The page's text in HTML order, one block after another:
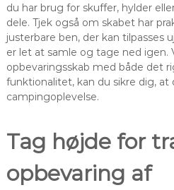
du har brug for skuffer, hylder
dele. Tjek også om skabet har
justerbare ben, der kan
er let at samle og tage ned
opbevaringsskab med både det
funktionalitet, kan du sikre dig, at
campingoplevelse.
Tag højde for
opbevaring af